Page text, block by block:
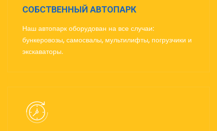
СОБСТВЕННЫЙ АВТОПАРК
Наш автопарк оборудован на все случаи:
бункеровозы, самосвалы, мультилифты, погрузчики и
экскаваторы.